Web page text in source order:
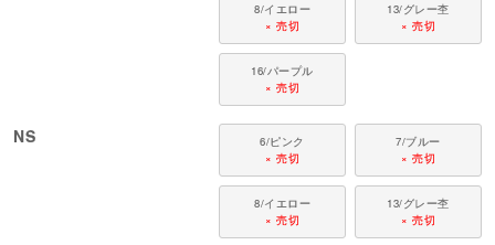
8/イエロー
× 売切
13/グレー杢
× 売切
16/パープル
× 売切
NS
6/ピンク
× 売切
7/ブルー
× 売切
8/イエロー
× 売切
13/グレー杢
× 売切